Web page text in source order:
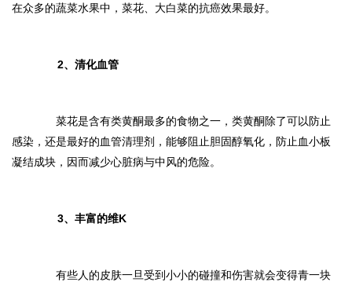
在众多的蔬菜水果中，菜花、大白菜的抗癌效果最好。
2、清化血管
菜花是含有类黄酮最多的食物之一，类黄酮除了可以防止
感染，还是最好的血管清理剂，能够阻止胆固醇氧化，防止血小板
凝结成块，因而减少心脏病与中风的危险。
3、丰富的维K
有些人的皮肤一旦受到小小的碰撞和伤害就会变得青一块